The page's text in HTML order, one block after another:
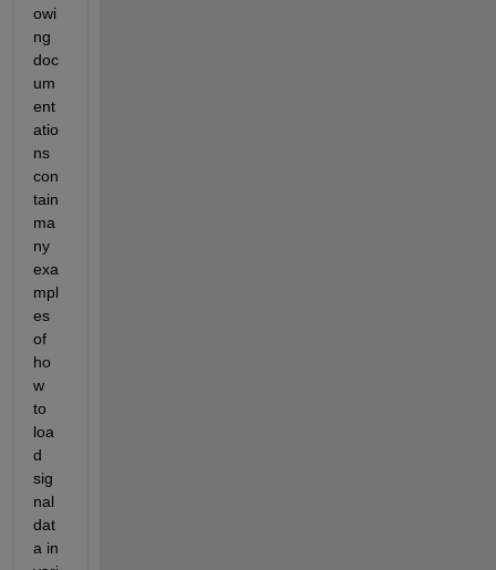
owi
ng
doc
um
ent
atio
ns
con
tain
ma
ny
exa
mpl
es
of
ho
w
to
loa
d
sig
nal
dat
a in